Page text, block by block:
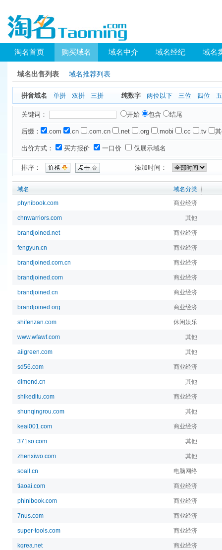
淘名首页 购买域名 域名中介 域名经纪 域名
域名出售列表 域名推荐列表
拼音域名 单拼 双拼 三拼 纯数字 两位以下 三位 四位
关键词： 开始 包含 结尾
后缀： .com .cn .com.cn .net .org .mobi .cc .tv
出价方式： 买方报价 一口价 仅展示域名
排序： 添加时间：
域名
域名分类
phynibook.com
商业经济
chnwarriors.com 其他
brandjoined.net 商业经济
fengyun.cn 商业经济
brandjoined.com.cn 商业经济
brandjoined.com 商业经济
brandjoined.cn 商业经济
brandjoined.org 商业经济
shifenzan.com 休闲娱乐
www.wfawf.com 其他
aiigreen.com 其他
sd56.com 商业经济
dimond.cn 其他
shikeditu.com 商业经济
shunqingrou.com 其他
keai001.com 商业经济
371so.com 其他
zhenxiwo.com 其他
soall.cn 电脑网络
tiaoai.com 商业经济
phinibook.com 商业经济
7nus.com 商业经济
super-tools.com 商业经济
kqrea.net 商业经济